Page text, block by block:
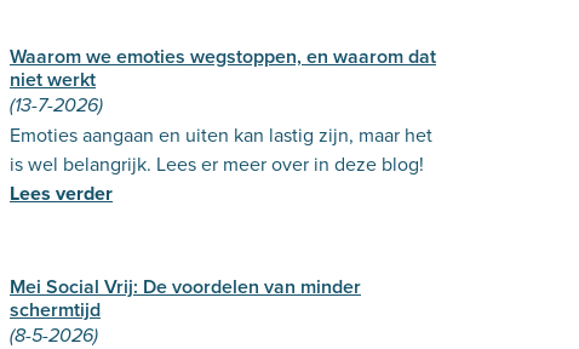
Waarom we emoties wegstoppen, en waarom dat
niet werkt
(13-7-2026)
Emoties aangaan en uiten kan lastig zijn, maar het
is wel belangrijk. Lees er meer over in deze blog!
Lees verder
Mei Social Vrij: De voordelen van minder
schermtijd
(8-5-2026)